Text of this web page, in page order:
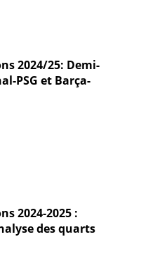
2024/25: Demi-
PSG et Barça-
2024-2025 :
des quarts